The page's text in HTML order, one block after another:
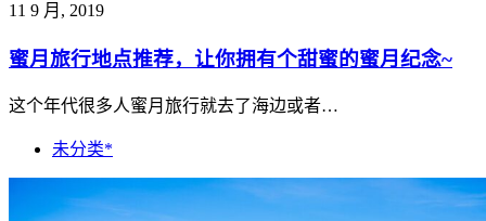
11 9 月, 2019
蜜月旅行地点推荐，让你拥有个甜蜜的蜜月纪念~
这个年代很多人蜜月旅行就去了海边或者…
未分类*